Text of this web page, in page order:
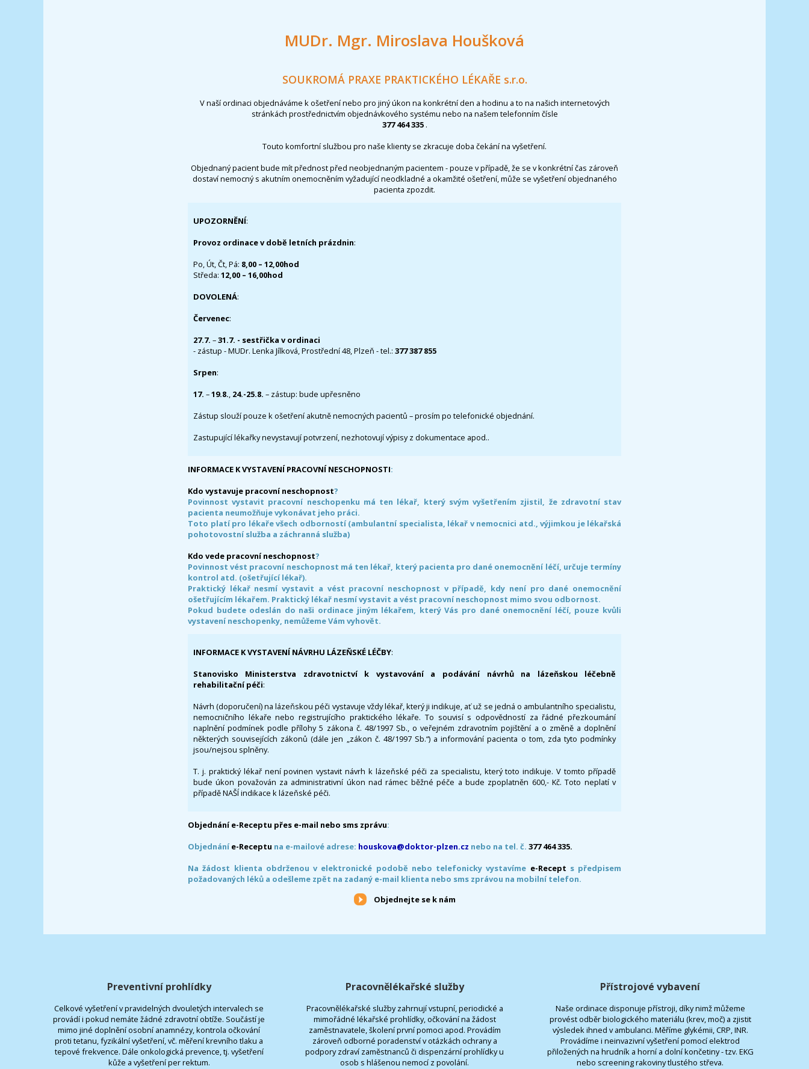
MUDr. Mgr. Miroslava Houšková
SOUKROMÁ PRAXE PRAKTICKÉHO LÉKAŘE s.r.o.
V naší ordinaci objednáváme k ošetření nebo pro jiný úkon na konkrétní den a hodinu a to na našich internetových
stránkách prostřednictvím objednávkového systému nebo na našem telefonním čísle
377 464 335 .
Touto komfortní službou pro naše klienty se zkracuje doba čekání na vyšetření.
Objednaný pacient bude mít přednost před neobjednaným pacientem - pouze v případě, že se v konkrétní čas zároveň
dostaví nemocný s akutním onemocněním vyžadující neodkladné a okamžité ošetření, může se vyšetření objednaného
pacienta zpozdit.
UPOZORNĚNÍ:
Provoz ordinace v době letních prázdnin:
Po, Út, Čt, Pá: 8,00 – 12,00hod
Středa: 12,00 – 16,00hod
DOVOLENÁ:
Červenec:
27.7. –31.7. - sestřička v ordinaci
- zástup - MUDr. Lenka Jílková, Prostřední 48, Plzeň - tel.: 377 387 855
Srpen:
17. –19.8., 24.-25.8. – zástup: bude upřesněno
Zástup slouží pouze k ošetření akutně nemocných pacientů – prosím po telefonické objednání.
Zastupující lékařky nevystavují potvrzení, nezhotovují výpisy z dokumentace apod..
INFORMACE K VYSTAVENÍ PRACOVNÍ NESCHOPNOSTI:
Kdo vystavuje pracovní neschopnost?
Povinnost vystavit pracovní neschopenku má ten lékař, který svým vyšetřením zjistil, že zdravotní stav
pacienta neumožňuje vykonávat jeho práci.
Toto platí pro lékaře všech odborností (ambulantní specialista, lékař v nemocnici atd., výjimkou je lékařská
pohotovostní služba a záchranná služba)
Kdo vede pracovní neschopnost?
Povinnost vést pracovní neschopnost má ten lékař, který pacienta pro dané onemocnění léčí, určuje termíny
kontrol atd. (ošetřující lékař).
Praktický lékař nesmí vystavit a vést pracovní neschopnost v případě, kdy není pro dané onemocnění
ošetřujícím lékařem. Praktický lékař nesmí vystavit a vést pracovní neschopnost mimo svou odbornost.
Pokud budete odeslán do naši ordinace jiným lékařem, který Vás pro dané onemocnění léčí, pouze kvůli
vystavení neschopenky, nemůžeme Vám vyhovět.
INFORMACE K VYSTAVENÍ NÁVRHU LÁZEŇSKÉ LÉČBY:
Stanovisko Ministerstva zdravotnictví k vystavování a podávání návrhů na lázeňskou léčebně
rehabilitační péči:
Návrh (doporučení) na lázeňskou péči vystavuje vždy lékař, který ji indikuje, ať už se jedná o ambulantního specialistu,
nemocničního lékaře nebo registrujícího praktického lékaře. To souvisí s odpovědností za řádné přezkoumání
naplnění podmínek podle přílohy 5 zákona č. 48/1997 Sb., o veřejném zdravotním pojištění a o změně a doplnění
některých souvisejících zákonů (dále jen „zákon č. 48/1997 Sb.“) a informování pacienta o tom, zda tyto podmínky
jsou/nejsou splněny.
T. j. praktický lékař není povinen vystavit návrh k lázeňské péči za specialistu, který toto indikuje. V tomto případě
bude úkon považován za administrativní úkon nad rámec běžné péče a bude zpoplatněn 600,- Kč. Toto neplatí v
případě NAŠÍ indikace k lázeňské péči.
Objednání e-Receptu přes e-mail nebo sms zprávu:
Objednáníe-Receptu na e-mailové adrese: houskova@doktor-plzen.cz nebo na tel. č. 377 464 335.
Na žádost klienta obdrženou v elektronické podobě nebo telefonicky vystavíme e-Recept s předpisem
požadovaných léků a odešleme zpět na zadaný e-mail klienta nebo sms zprávou na mobilní telefon.
Objednejte se k nám
Preventivní prohlídky
Celkové vyšetření v pravidelných dvouletých intervalech se
provádí i pokud nemáte žádné zdravotní obtíže. Součástí je
mimo jiné doplnění osobní anamnézy, kontrola očkování
proti tetanu, fyzikální vyšetření, vč. měření krevního tlaku a
tepové frekvence. Dále onkologická prevence, tj. vyšetření
kůže a vyšetření per rektum.
Pracovnělékařské služby
Pracovnělékařské služby zahrnují vstupní, periodické a
mimořádné lékařské prohlídky, očkování na žádost
zaměstnavatele, školení první pomoci apod. Provádím
zároveň odborné poradenství v otázkách ochrany a
podpory zdraví zaměstnanců či dispenzární prohlídky u
osob s hlášenou nemocí z povolání.
Přístrojové vybavení
Naše ordinace disponuje přístroji, díky nimž můžeme
provést odběr biologického materiálu (krev, moč) a zjistit
výsledek ihned v ambulanci. Měříme glykémii, CRP, INR.
Provádíme i neinvazivní vyšetření pomocí elektrod
přiložených na hrudník a horní a dolní končetiny - tzv. EKG
nebo screening rakoviny tlustého střeva.